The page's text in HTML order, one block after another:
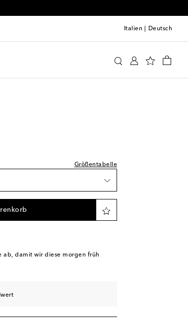
Italien Deutsch
Größentabelle
ab, damit wir diese morgen früh